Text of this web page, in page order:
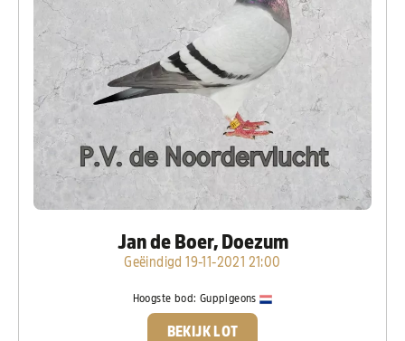
Jan de Boer, Doezum
Geëindigd 19-11-2021 21:00
Hoogste bod: Guppigeons
BEKIJK LOT